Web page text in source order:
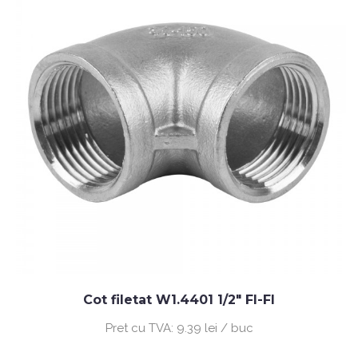
Cot filetat W1.4401 1/2" FI-FI
Pret cu TVA: 9.39 lei / buc